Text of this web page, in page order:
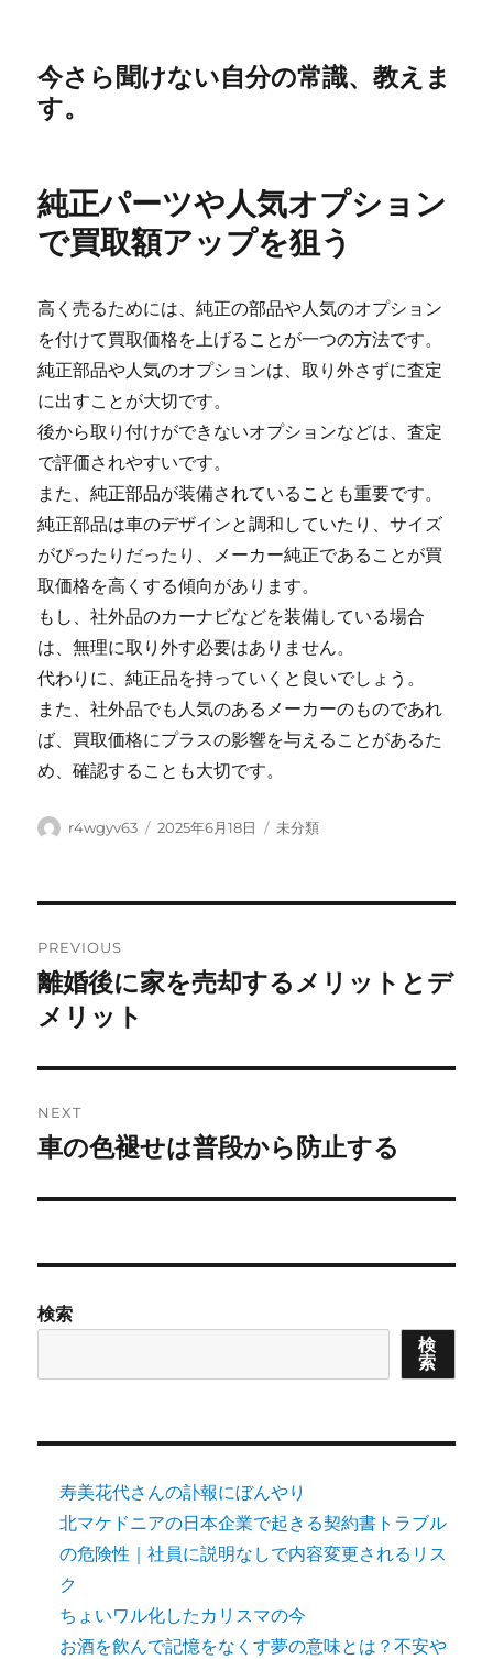
今さら聞けない自分の常識、教えま
す。
純正パーツや人気オプション
で買取額アップを狙う
高く売るためには、純正の部品や人気のオプション
を付けて買取価格を上げることが一つの方法です。
純正部品や人気のオプションは、取り外さずに査定
に出すことが大切です。
後から取り付けができないオプションなどは、査定
で評価されやすいです。
また、純正部品が装備されていることも重要です。
純正部品は車のデザインと調和していたり、サイズ
がぴったりだったり、メーカー純正であることが買
取価格を高くする傾向があります。
もし、社外品のカーナビなどを装備している場合
は、無理に取り外す必要はありません。
代わりに、純正品を持っていくと良いでしょう。
また、社外品でも人気のあるメーカーのものであれ
ば、買取価格にプラスの影響を与えることがあるた
め、確認することも大切です。
Author
r4wgyv63
Posted
2025年6月18日 Categories
未分類
navigation
PREVIOUS
Previous
post:
離婚後に家を売却するメリットとデ
メリット
NEXT
Next
車の色褪せは普段から防止する
検索
検
索
寿美花代さんの訃報にぼんやり
北マケドニアの日本企業で起きる契約書トラブル
の危険性｜社員に説明なしで内容変更されるリス
ク
ちょいワル化したカリスマの今
お酒を飲んで記憶をなくす夢の意味とは？不安や